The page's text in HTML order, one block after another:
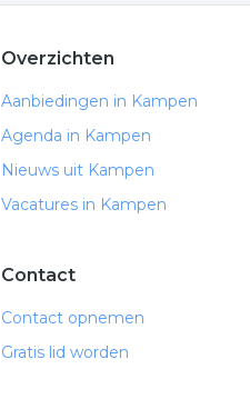
Overzichten
Aanbiedingen in Kampen
Agenda in Kampen
Nieuws uit Kampen
Vacatures in Kampen
Contact
Contact opnemen
Gratis lid worden